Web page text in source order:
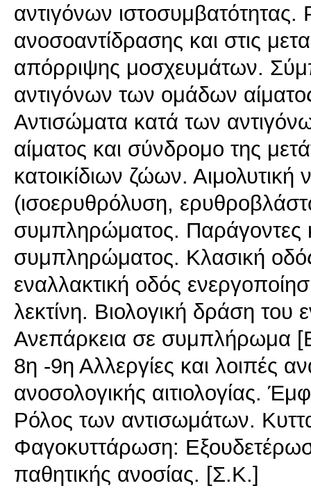
αντιγόνων
ανοσοαντίδρασης και στις
απόρριψης μοσχευμάτων.
αντιγόνων των ομάδων
Αντισώματα κατά των
αίματος και σύνδρομο της
κατοικίδιων ζώων.
(ισοερυθρόλυση,
συμπληρώματος. Παράγοντες
συμπληρώματος. Κλασική
εναλλακτική οδός
λεκτίνη. Bιολογική δράση
Ανεπάρκεια σε συμπλήρωμα
8η -9η Αλλεργίες και λοιπές
ανοσολογικής αιτιολογίας.
Ρόλος των αντισωμάτων.
Φαγοκυττάρωση:
παθητικής ανοσίας. [Σ.Κ.]